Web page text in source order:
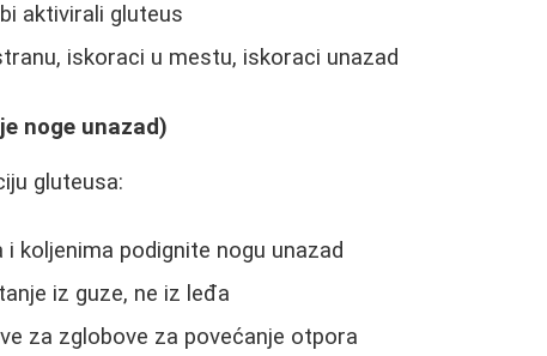
aktivirali gluteus
iskoraci u mestu, iskoraci unazad
noge unazad)
gluteusa:
i koljenima podignite nogu unazad
iz guze, ne iz leđa
za zglobove za povećanje otpora